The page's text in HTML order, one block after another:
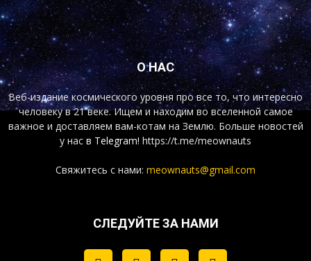
О НАС
Веб-издание космического уровня про все то, что интересно
человеку в 21 веке. Ищем и находим во вселенной самое
важное и доставляем вам-котам на Землю. Больше новостей
у нас в Telegram! https://t.me/meownauts
Свяжитесь с нами: meownauts@gmail.com
СЛЕДУЙТЕ ЗА НАМИ